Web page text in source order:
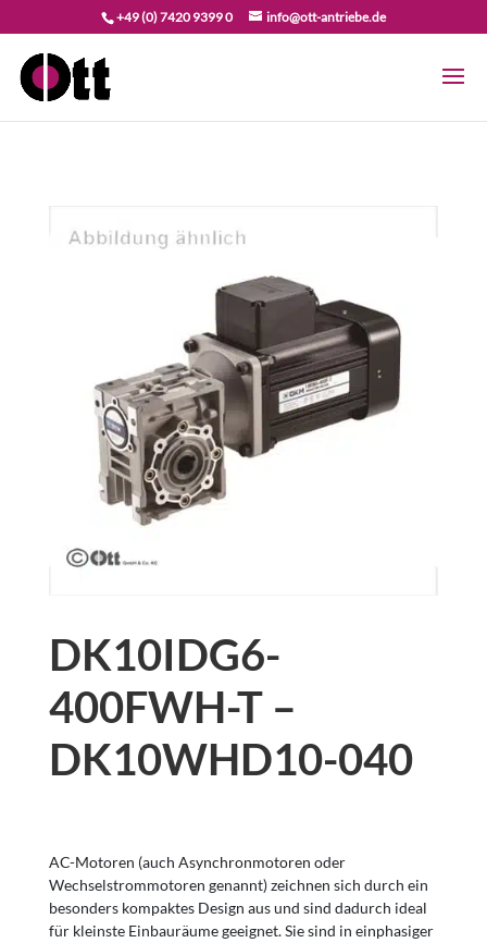
+49 (0) 7420 9399 0 info@ott-antriebe.de
DK10IDG6-
400FWH-T –
DK10WHD10-040
AC-Motoren (auch Asynchronmotoren oder
Wechselstrommotoren genannt) zeichnen sich durch ein
besonders kompaktes Design aus und sind dadurch ideal
für kleinste Einbauräume geeignet. Sie sind in einphasiger